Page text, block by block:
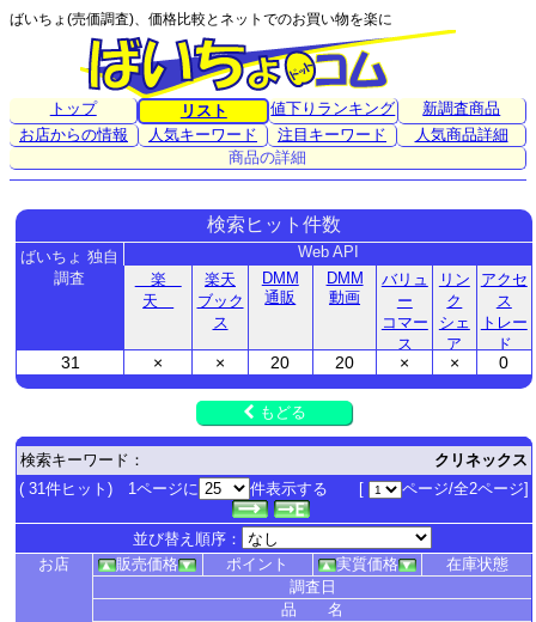
ばいちょ(売価調査)、価格比較とネットでのお買い物を楽に
トップ リスト 値下りランキング
新調査商品
お店からの情報
人気キーワード 注目キーワード
人気商品詳細
商品の詳細
検索ヒット件数
ばいちょ 独自
調査
31
Web API
楽
天
×
楽天
ブック
ス
×
DMM
通販
20
DMM
動画
20
バリュ
ー
コマー
ス
×
リン
ク
シェ
ア
×
アクセ
ス
トレー
ド
0
もどる
検索キーワード：
クリネックス
( 31件ヒット) 1ページに
件表示する [ ページ/全2ページ]
並び替え順序：
お店
販売価格 ポイント 実質価格
在庫状態
調査日
品 名